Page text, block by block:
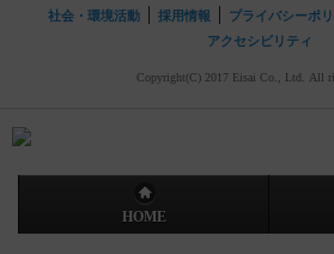
社会・環境活動
採用情報 プライバシーポ
アクセシビリティ
Copyright(C) 2017 Eisai Co., Ltd. All
HOME